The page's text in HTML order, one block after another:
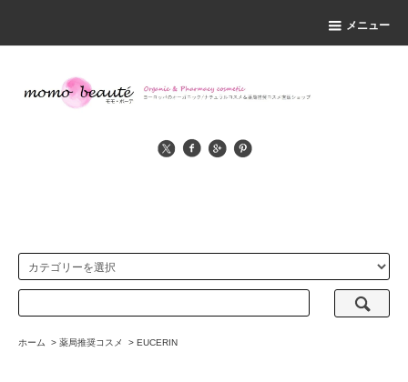
メニュー
ホーム > 薬局推奨コスメ > EUCERIN